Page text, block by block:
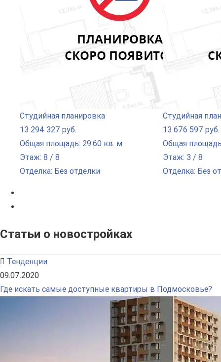
Студийная планировка
13 294 327 руб.
Общая площадь: 29.60 кв. м
Этаж: 8 / 8
Отделка: Без отделки
Студийная
13 676 597 руб.
Общая
Этаж: 3 / 8
Отделка: Без
Статьи о новостройках
Тенденции
09.07.2020
Где искать самые доступные квартиры в Подмосковье?